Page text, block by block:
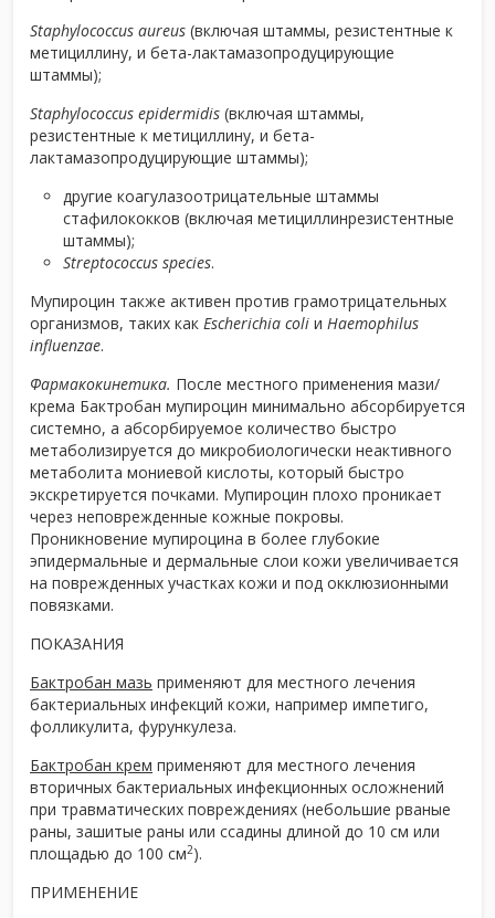
Staphylococcus aureus (включая штаммы, резистентные к
метициллину, и бета-лактамазопродуцирующие
штаммы);
Staphylococcus epidermidis (включая штаммы,
резистентные к метициллину, и бета-
лактамазопродуцирующие штаммы);
другие коагулазоотрицательные штаммы
стафилококков (включая метициллинрезистентные
штаммы);
Streptococcus species.
Мупироцин также активен против грамотрицательных
организмов, таких как Escherichia coli и Haemophilus
influenzae.
Фармакокинетика. После местного применения мази/
крема Бактробан мупироцин минимально абсорбируется
системно, а абсорбируемое количество быстро
метаболизируется до микробиологически неактивного
метаболита мониевой кислоты, который быстро
экскретируется почками. Мупироцин плохо проникает
через неповрежденные кожные покровы.
Проникновение мупироцина в более глубокие
эпидермальные и дермальные слои кожи увеличивается
на поврежденных участках кожи и под окклюзионными
повязками.
ПОКАЗАНИЯ
Бактробан мазь применяют для местного лечения
бактериальных инфекций кожи, например импетиго,
фолликулита, фурункулеза.
Бактробан крем применяют для местного лечения
вторичных бактериальных инфекционных осложнений
при травматических повреждениях (небольшие рваные
раны, зашитые раны или ссадины длиной до 10 см или
площадью до 100 см2).
ПРИМЕНЕНИЕ